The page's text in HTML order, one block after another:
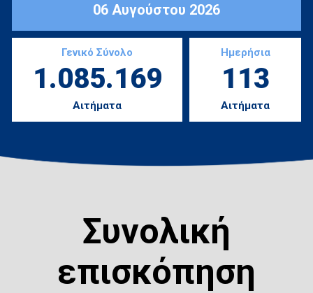
06 Αυγούστου 2026
Γενικό Σύνολο
1.085.169
Αιτήματα
Ημερήσια
113
Αιτήματα
Συνολική
επισκόπηση